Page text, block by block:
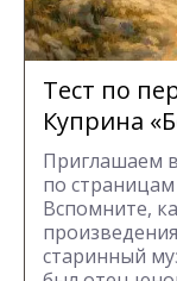
Тест по
Куприна
Приглашаем
по страницам
Вспомните,
старинный